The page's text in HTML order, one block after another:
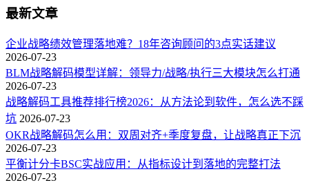
最新文章
企业战略绩效管理落地难？18年咨询顾问的3点实话建议
2026-07-23
BLM战略解码模型详解：领导力/战略/执行三大模块怎么打通
2026-07-23
战略解码工具推荐排行榜2026：从方法论到软件，怎么选不踩
坑 2026-07-23
OKR战略解码怎么用：双周对齐+季度复盘，让战略真正下沉
2026-07-23
平衡计分卡BSC实战应用：从指标设计到落地的完整打法
2026-07-23